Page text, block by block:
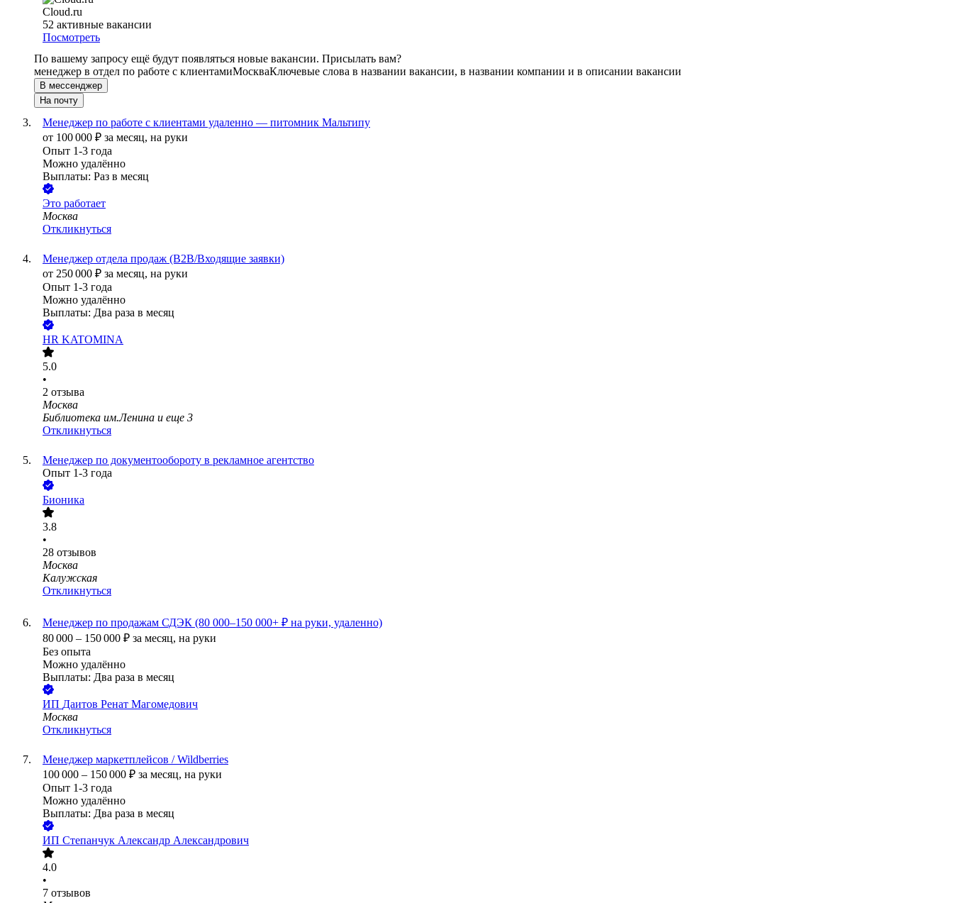
Cloud.ru
52 активные вакансии
Посмотреть
По вашему запросу ещё будут появляться новые вакансии. Присылать вам?
менеджер в отдел по работе с клиентамиМоскваКлючевые слова в названии вакансии, в названии компании и в описании вакансии
В мессенджер
На почту
Менеджер по работе с клиентами удаленно — питомник Мальтипу
от 100 000 ₽ за месяц, на руки
Опыт 1-3 года
Можно удалённо
Выплаты: Раз в месяц
Это работает
Москва
Откликнуться
Менеджер отдела продаж (В2В/Входящие заявки)
от 250 000 ₽ за месяц, на руки
Опыт 1-3 года
Можно удалённо
Выплаты: Два раза в месяц
HR KATOMINA
5.0
•
2 отзыва
Москва
Библиотека им.Ленина и еще 3
Откликнуться
Менеджер по документообороту в рекламное агентство
Опыт 1-3 года
Бионика
3.8
•
28 отзывов
Москва
Калужская
Откликнуться
Менеджер по продажам СДЭК (80 000–150 000+ ₽ на руки, удаленно)
80 000 – 150 000 ₽ за месяц, на руки
Без опыта
Можно удалённо
Выплаты: Два раза в месяц
ИП Даитов Ренат Магомедович
Москва
Откликнуться
Менеджер маркетплейсов / Wildberries
100 000 – 150 000 ₽ за месяц, на руки
Опыт 1-3 года
Можно удалённо
Выплаты: Два раза в месяц
ИП Степанчук Александр Александрович
4.0
•
7 отзывов